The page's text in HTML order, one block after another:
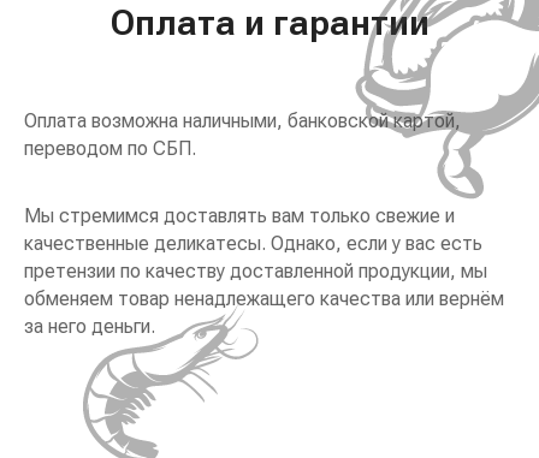
Оплата и гарантии
Оплата возможна наличными, банковской картой,
переводом по СБП.
Мы стремимся доставлять вам только свежие и
качественные деликатесы. Однако, если у вас есть
претензии по качеству доставленной продукции, мы
обменяем товар ненадлежащего качества или вернём
за него деньги.